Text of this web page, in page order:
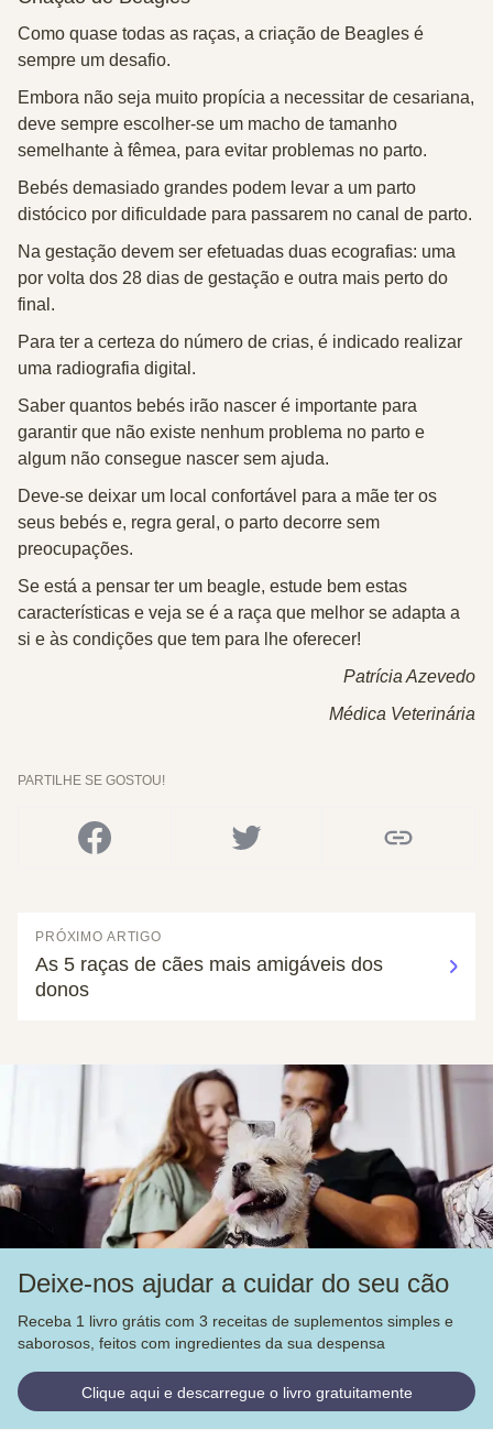
Como quase todas as raças, a criação de Beagles é
sempre um desafio.
Embora não seja muito propícia a necessitar de cesariana,
deve sempre escolher-se um macho de tamanho
semelhante à fêmea, para evitar problemas no parto.
Bebés demasiado grandes podem levar a um parto
distócico por dificuldade para passarem no canal de parto.
Na gestação devem ser efetuadas duas ecografias: uma
por volta dos 28 dias de gestação e outra mais perto do
final.
Para ter a certeza do número de crias, é indicado realizar
uma radiografia digital.
Saber quantos bebés irão nascer é importante para
garantir que não existe nenhum problema no parto e
algum não consegue nascer sem ajuda.
Deve-se deixar um local confortável para a mãe ter os
seus bebés e, regra geral, o parto decorre sem
preocupações.
Se está a pensar ter um beagle, estude bem estas
características e veja se é a raça que melhor se adapta a
si e às condições que tem para lhe oferecer!
Patrícia Azevedo
Médica Veterinária
PARTILHE SE GOSTOU!
PRÓXIMO ARTIGO
As 5 raças de cães mais amigáveis dos
donos
Deixe-nos ajudar a cuidar do seu cão
Receba 1 livro grátis com 3 receitas de suplementos simples e
saborosos, feitos com ingredientes da sua despensa
Clique aqui e descarregue o livro gratuitamente